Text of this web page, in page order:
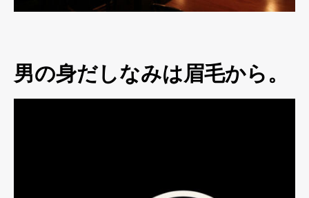
男の身だしなみは眉毛から。